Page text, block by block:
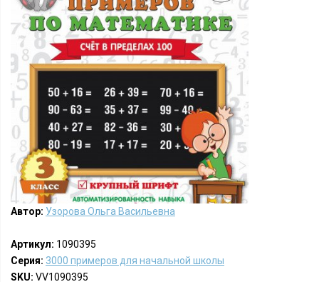
Автор: Узорова Ольга Васильевна
Артикул: 1090395
Серия: 3000 примеров для начальной школы
SKU: VV1090395